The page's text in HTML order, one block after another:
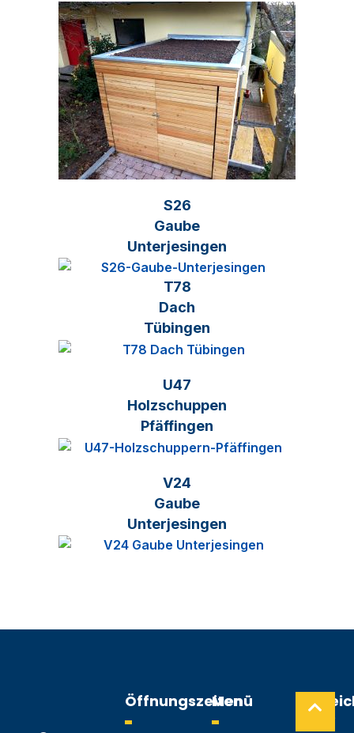
S26
Gaube
Unterjesingen
T78
Dach
Tübingen
U47
Holzschuppen
Pfäffingen
V24
Gaube
Unterjesingen
Öffnungszeiten
Menü
Links